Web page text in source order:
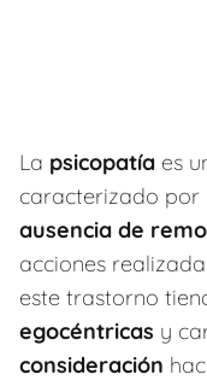
La psicopatía es
caracterizado por
ausencia de
acciones
este trastorno
egocéntricas y
consideración